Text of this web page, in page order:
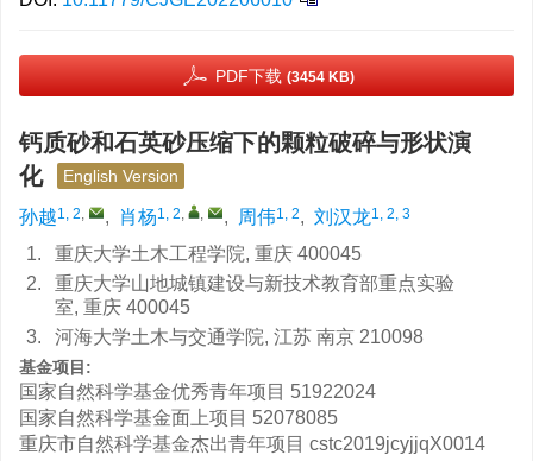
PDF下载 (3454 KB)
钙质砂和石英砂压缩下的颗粒破碎与形状演
化
English Version
孙越1, 2, , 肖杨1, 2, , , 周伟1, 2, 刘汉龙1, 2, 3
1.
重庆大学土木工程学院, 重庆 400045
2.
重庆大学山地城镇建设与新技术教育部重点实验
室, 重庆 400045
3.
河海大学土木与交通学院, 江苏 南京 210098
基金项目:
国家自然科学基金优秀青年项目 51922024
国家自然科学基金面上项目 52078085
重庆市自然科学基金杰出青年项目 cstc2019jcyjjqX0014